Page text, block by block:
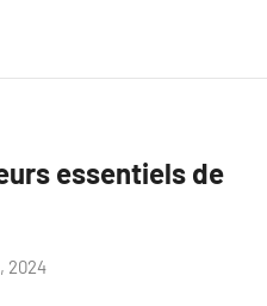
essentiels de
2024